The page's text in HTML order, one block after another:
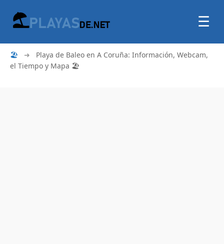
☰
🏖 ➜
Playa de Baleo en A Coruña: Información, Webcam,
el Tiempo y Mapa 🏖️